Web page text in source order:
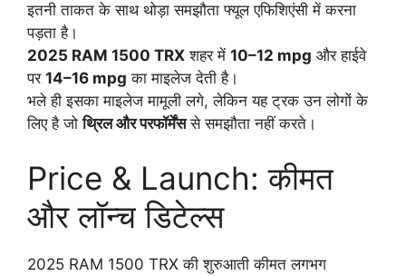
इतनी ताकत के साथ थोड़ा समझौता फ्यूल एफिशिएंसी में करना
पड़ता है।
2025 RAM 1500 TRX शहर में 10–12 mpg और हाईवे
पर 14–16 mpg का माइलेज देती है।
भले ही इसका माइलेज मामूली लगे, लेकिन यह ट्रक उन लोगों के
लिए है जोथ्रिल और परफॉर्मेंससे समझौता नहीं करते।
Price & Launch: कीमत
और लॉन्च डिटेल्स
2025 RAM 1500 TRX की शुरुआती कीमत लगभग